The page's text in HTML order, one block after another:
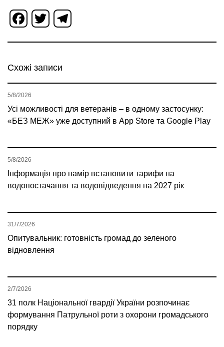
Facebook
Twitter
Схожі записи
Усі можливості для ветеранів – в одному застосунку:
«БЕЗ МЕЖ» уже доступний в App Store та Google Play
5/8/2026
Інформація про намір встановити тарифи на
водопостачання та водовідведення на 2027 рік
5/8/2026
Опитувальник: готовність громад до зеленого
відновлення
31/7/2026
31 полк Національної гвардії України розпочинає
формування Патрульної роти з охорони громадського
порядку
2/7/2026